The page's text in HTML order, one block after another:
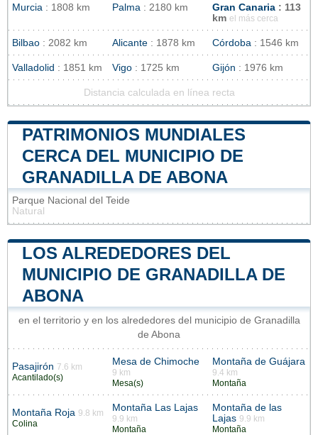
Murcia : 1808 km Palma : 2180 km
Gran Canaria : 113
km el más cerca
Bilbao : 2082 km Alicante : 1878 km Córdoba : 1546 km
Valladolid : 1851 km Vigo : 1725 km Gijón : 1976 km
Distancia calculada en línea recta
PATRIMONIOS MUNDIALES
CERCA DEL MUNICIPIO DE
GRANADILLA DE ABONA
Parque Nacional del Teide
Natural
LOS ALREDEDORES DEL
MUNICIPIO DE GRANADILLA DE
ABONA
en el territorio y en los alrededores del municipio de Granadilla
de Abona
Pasajirón 7.6 km
Acantilado(s)
Mesa de Chimoche
9 km
Mesa(s)
Montaña de Guájara
9.4 km
Montaña
Montaña Roja 9.8 km
Colina
Montaña Las Lajas
9.9 km
Montaña
Montaña de las
Lajas 9.9 km
Montaña